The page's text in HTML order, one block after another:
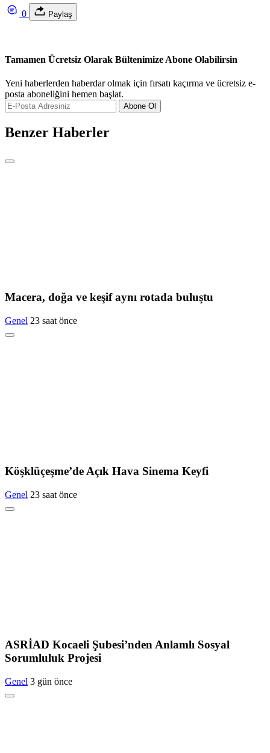
0 Paylaş
Tamamen Ücretsiz Olarak Bültenimize Abone Olabilirsin
Yeni haberlerden haberdar olmak için fırsatı kaçırma ve ücretsiz e-
posta aboneliğini hemen başlat.
Abone Ol
Benzer Haberler
Macera, doğa ve keşif aynı rotada buluştu
Genel 23 saat önce
Köşklüçeşme’de Açık Hava Sinema Keyfi
Genel 23 saat önce
ASRİAD Kocaeli Şubesi’nden Anlamlı Sosyal
Sorumluluk Projesi
Genel 3 gün önce